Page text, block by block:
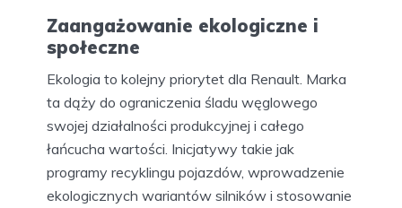
Zaangażowanie ekologiczne i
społeczne
Ekologia to kolejny priorytet dla Renault. Marka
ta dąży do ograniczenia śladu węglowego
swojej działalności produkcyjnej i całego
łańcucha wartości. Inicjatywy takie jak
programy recyklingu pojazdów, wprowadzenie
ekologicznych wariantów silników i stosowanie